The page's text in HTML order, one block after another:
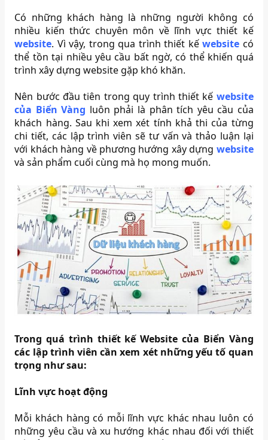
Có những khách hàng là những người không có
nhiều kiến thức chuyên môn về lĩnh vực thiết kế
website. Vì vậy, trong qua trình thiết kếwebsite có
thể tồn tại nhiều yêu cầu bất ngờ, có thể khiến quá
trình xây dựng website gặp khó khăn.
Nên bước đầu tiên trong quy trình thiết kế website
của Biển Vàng luôn phải là phân tích yêu cầu của
khách hàng. Sau khi xem xét tính khả thi của từng
chi tiết, các lập trình viên sẽ tư vấn và thảo luận lại
với khách hàng về phương hướng xây dựng website
và sản phẩm cuối cùng mà họ mong muốn.
Trong quá trình thiết kế Website của Biển Vàng
các lập trình viên cần xem xét những yếu tố quan
trọng như sau:
Lĩnh vực hoạt động
Mỗi khách hàng có mỗi lĩnh vực khác nhau luôn có
những yêu cầu và xu hướng khác nhau đối với thiết